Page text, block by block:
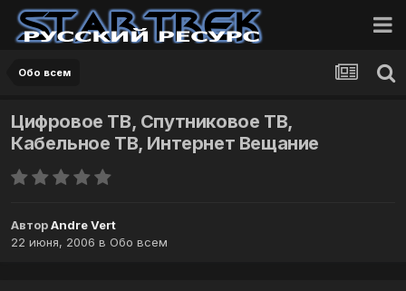
Обо всем
Цифровое ТВ, Спутниковое ТВ,
Кабельное ТВ, Интернет Вещание
АвторAndre Vert
22 июня, 2006 в Обо всем